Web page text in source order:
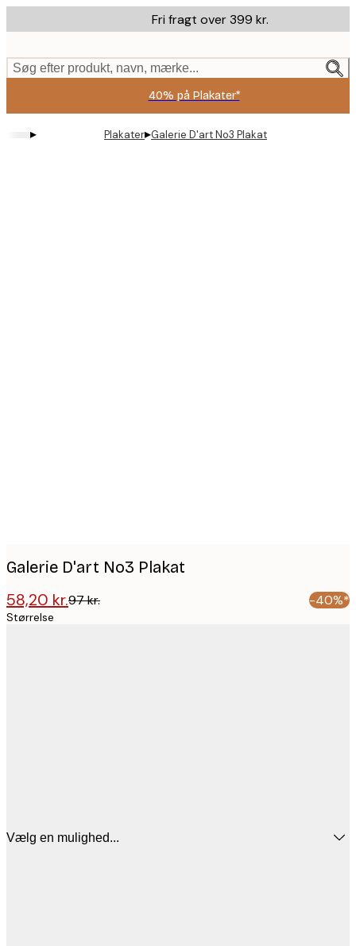
to
content.
Fri fragt over 399 kr.
Søg efter produkt, navn, mærke...
40% på Plakater*
▸ Plakater▸Galerie D'art No3 Plakat
Galerie D'art No3 Plakat
58,20 kr.97 kr. -40%*
Størrelse
Vælg en mulighed...